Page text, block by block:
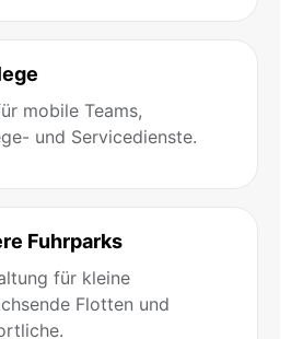
mobile Teams,
und Servicedienste.
Fuhrparks
für kleine
Flotten und